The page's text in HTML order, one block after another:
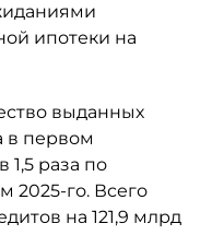
ипотеки на
выданных
в первом
1,5 раза по
2025-го. Всего
на 121,9 млрд